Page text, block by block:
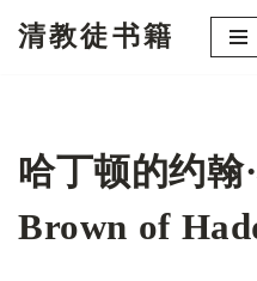
文
清教徒书籍
哈丁顿的约翰
Brown of